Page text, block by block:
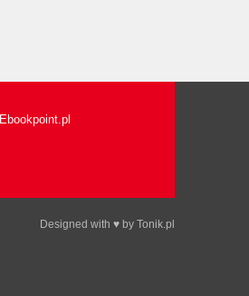
Ebookpoint.pl
Designed with ♥ by Tonik.pl